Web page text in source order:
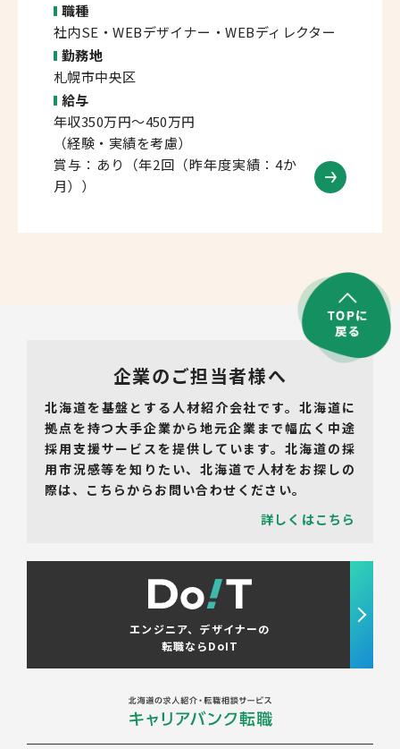
職種
社内SE・WEBデザイナー・WEBディレクター
勤務地
札幌市中央区
給与
年収350万円～450万円
（経験・実績を考慮）
賞与：あり（年2回（昨年度実績：4か
月））
企業のご担当者様へ
北海道を基盤とする人材紹介会社です。北海道に
拠点を持つ大手企業から地元企業まで幅広く中途
採用支援サービスを提供しています。北海道の採
用市況感等を知りたい、北海道で人材をお探しの
際は、こちらからお問い合わせください。
詳しくはこちら
エンジニア、デザイナーの
転職ならDoIT